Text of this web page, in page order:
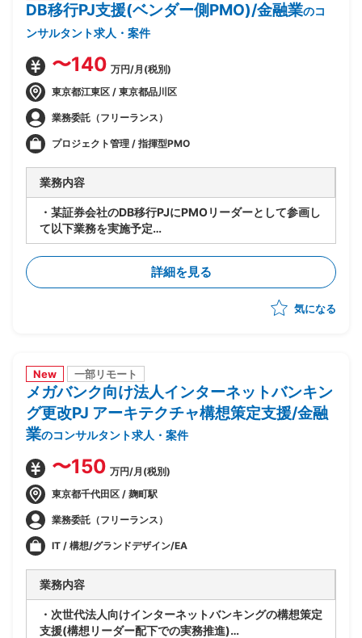
・後続フェーズに向けた要件整理と、開発チームへの引
DB移行PJ支援(ベンダー側PMO)/金融業のコ
ンサルタント求人・案件
〜140 万円/月(税別)
東京都江東区 / 東京都品川区
業務委託（フリーランス）
プロジェクト管理 / 指揮型PMO
業務内容
・某証券会社のDB移行PJにPMOリーダーとして参画し
て以下業務を実施予定
-SAP ASE→DB2マイグレーションPJ全体の進捗管理/
情報収集
-開発BP社の進捗状況/障害解消状況/移行対応状況の総
合的な管理
-製造/単体/結合/総合テスト(3パラレル進行)の全体ス
詳細を見る
気になる
New 一部リモート
メガバンク向け法人インターネットバンキン
グ更改PJ アーキテクチャ構想策定支援/金融
業のコンサルタント求人・案件
〜150 万円/月(税別)
東京都千代田区 / 麹町駅
業務委託（フリーランス）
IT / 構想/グランドデザイン/EA
業務内容
・次世代法人向けインターネットバンキングの構想策定
支援(構想リーダー配下での実務推進)